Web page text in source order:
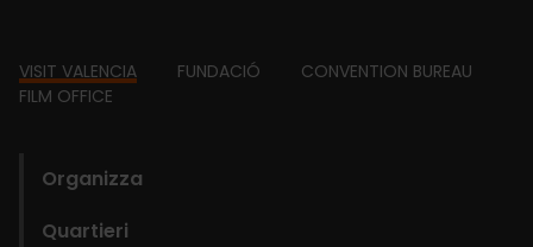
Footer
VISIT VALENCIA FUNDACIÓ
CONVENTION BUREAU
FILM OFFICE
Organizza
Quartieri